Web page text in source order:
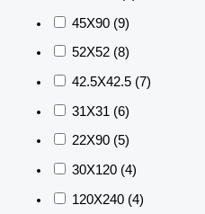
45X90 (9)
52X52 (8)
42.5X42.5 (7)
31X31 (6)
22X90 (5)
30X120 (4)
120X240 (4)